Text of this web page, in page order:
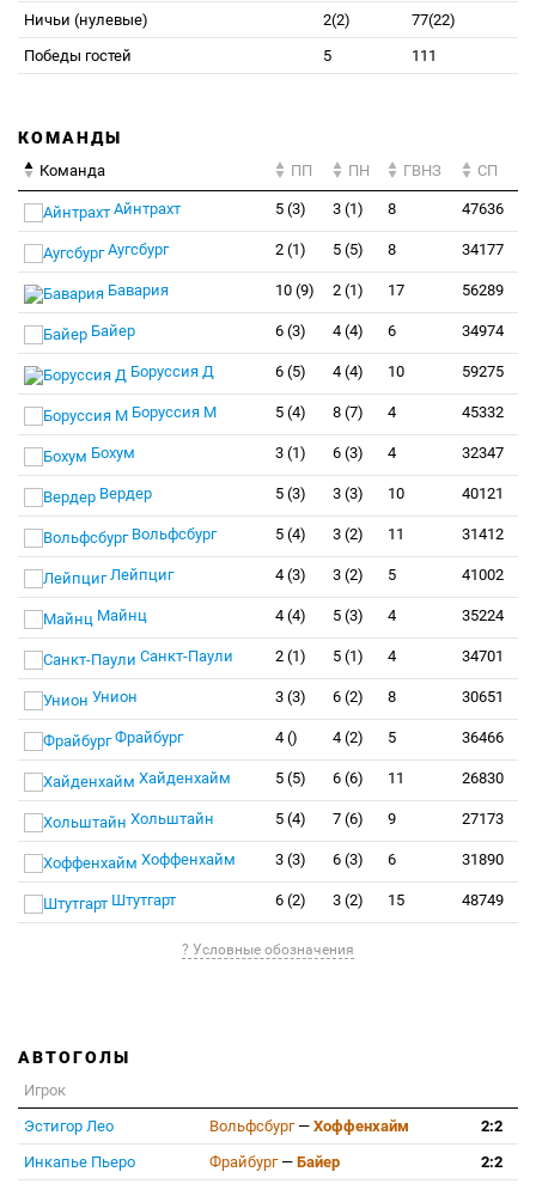
Ничьи (нулевые)
2(2)
77(22)
Победы гостей
5 111
КОМАНДЫ
Команда ПП ПН ГВНЗ СП
Айнтрахт 5 (3) 3 (1) 8 47636
Аугсбург 2 (1) 5 (5) 8 34177
Бавария 10 (9) 2 (1) 17 56289
Байер 6 (3) 4 (4) 6 34974
Боруссия Д 6 (5) 4 (4) 10 59275
Боруссия М 5 (4) 8 (7) 4 45332
Бохум 3 (1) 6 (3) 4 32347
Вердер 5 (3) 3 (3) 10 40121
Вольфсбург 5 (4) 3 (2) 11 31412
Лейпциг 4 (3) 3 (2) 5 41002
Майнц 4 (4) 5 (3) 4 35224
Санкт-Паули 2 (1) 5 (1) 4 34701
Унион 3 (3) 6 (2) 8 30651
Фрайбург 4 () 4 (2) 5 36466
Хайденхайм 5 (5) 6 (6) 11 26830
Хольштайн 5 (4) 7 (6) 9 27173
Хоффенхайм 3 (3) 6 (3) 6 31890
Штутгарт 6 (2) 3 (2) 15 48749
? Условные обозначения
АВТОГОЛЫ
Игрок
Эстигор Лео
Вольфсбург — Хоффенхайм
2:2
Инкапье Пьеро
Фрайбург — Байер 2:2